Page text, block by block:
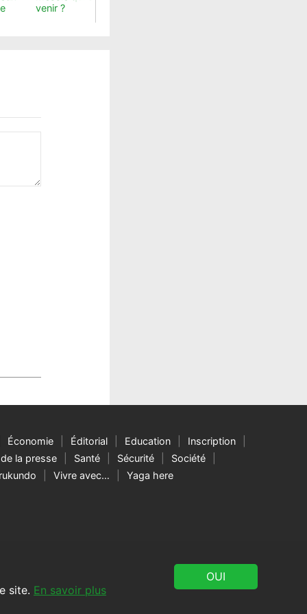
site. En savoir plus
venir ?
Économie Éditorial Education
Inscription
la presse Santé Sécurité
Société
Vivre avec… Yaga here